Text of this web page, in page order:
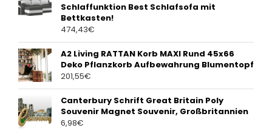
Schlaffunktion Best Schlafsofa mit
Bettkasten!
474,43€
A2 Living RATTAN Korb MAXI Rund 45x66
Deko Pflanzkorb Aufbewahrung Blumentopf
201,55€
Canterbury Schrift Great Britain Poly
Souvenir Magnet Souvenir, Großbritannien
6,98€